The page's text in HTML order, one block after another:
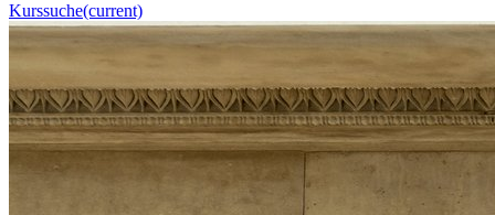
Kurssuche(current)